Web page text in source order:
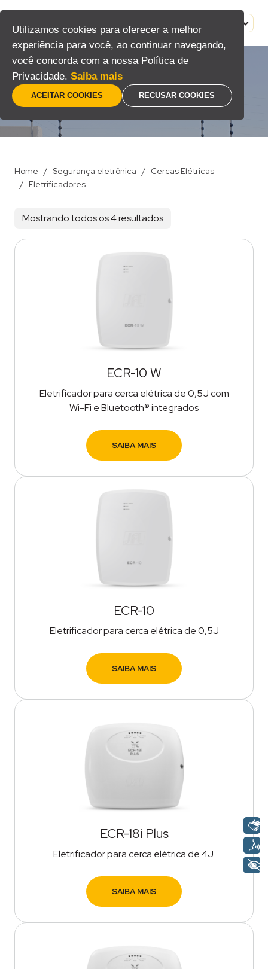
Utilizamos cookies para oferecer a melhor
experiência para você, ao continuar navegando,
você concorda com a nossa Política de
Privacidade. Saiba mais
RECUSAR COOKIES
ACEITAR COOKIES
conteúdo
Home / Segurança eletrônica / Cercas Elétricas
/ Eletrificadores
Eletrificadores
Mostrando todos os 4 resultados
ECR-10 W
Eletrificador para cerca elétrica de 0,5J com
Wi-Fi e Bluetooth® integrados
SAIBA MAIS
ECR-10
Eletrificador para cerca elétrica de 0,5J
SAIBA MAIS
ECR-18i Plus
Eletrificador para cerca elétrica de 4J.
SAIBA MAIS